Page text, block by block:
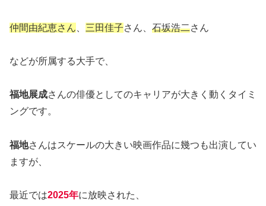
仲間由紀恵さん 三田佳子さん、 石坂浩二さん
などが所属する大手で、
福地展成さんの俳優としてのキャリアが大きく動くタイミ
ングです。
福地さんはスケールの大きい映画作品に幾つも出演してい
ますが、
最近では2025年に放映された、